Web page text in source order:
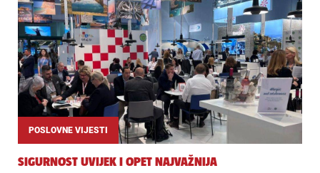
POSLOVNE VIJESTI
SIGURNOST UVIJEK I OPET NAJVAŽNIJA